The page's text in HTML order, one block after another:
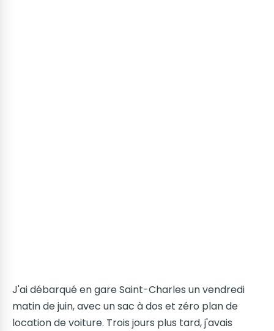
J'ai débarqué en gare Saint-Charles un vendredi
matin de juin, avec un sac à dos et zéro plan de
location de voiture. Trois jours plus tard, j'avais